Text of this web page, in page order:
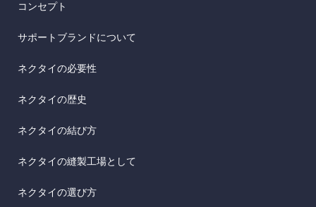
コンセプト
サポートブランドについて
ネクタイの必要性
ネクタイの歴史
ネクタイの結び方
ネクタイの縫製工場として
ネクタイの選び方